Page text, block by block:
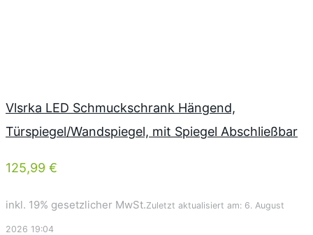
Vlsrka LED Schmuckschrank Hängend,
Türspiegel/Wandspiegel, mit Spiegel Abschließbar
125,99 €
inkl. 19% gesetzlicher MwSt.Zuletzt aktualisiert am: 6. August
2026 19:04